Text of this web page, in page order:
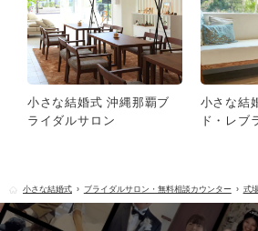
小さな結婚式 沖縄那覇ブ
ライダルサロン
小さな結
ド・レブ
小さな結婚式 ブライダルサロン・無料相談カウンター 式